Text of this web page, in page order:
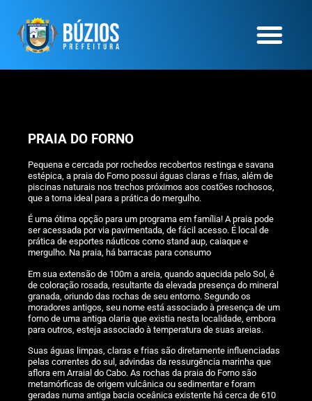
PRAIA DO FORNO
Pequena e cercada por rochedos recobertos restinga e savana
estépica, a praia do Forno possui águas claras e frias, além de
piscinas naturais nos trechos próximos aos costões rochosos,
que a torna ideal para a prática do mergulho.
É uma ótima opção para um programa em família! A praia pode
ser acessada por via pavimentada, de fácil acesso. É local de
prática de esportes náuticos como stand aup, caiaque e
mergulho. Na praia, há barracas para consumo
Em sua extensão de 100m a areia, quando aquecida pelo Sol, é
de coloração rosada, resultante da elevada presença do mineral
granada, oriundo das rochas de seu entorno. Segundo os
moradores antigos, seu nome está associado à presença de um
forno de uma antiga olaria que existia nesta localidade, embora
para outros, esteja associado à temperatura de suas areias.
Suas águas limpas, claras e frias são diretamente influenciadas
pelas correntes do sul, advindas da ressurgência marinha que
aflora em Arraial do Cabo. As rochas da praia do Forno são
metamórficas de origem vulcânica ou sedimentar e foram
geradas numa antiga bacia oceânica existente há cerca de 610